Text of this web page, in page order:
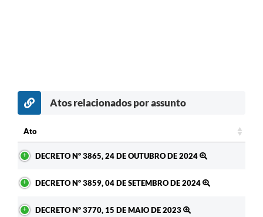
Atos relacionados por assunto
Ato
DECRETO Nº 3865, 24 DE OUTUBRO DE 2024
DECRETO Nº 3859, 04 DE SETEMBRO DE 2024
DECRETO Nº 3770, 15 DE MAIO DE 2023